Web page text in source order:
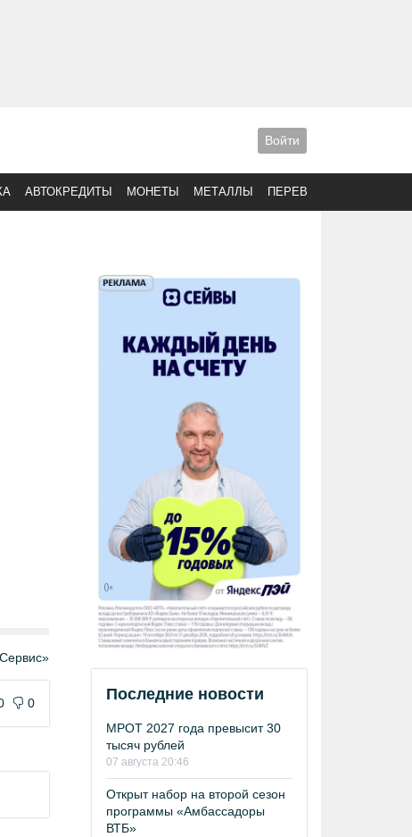
Войти
АВТОКРЕДИТЫ МОНЕТЫ МЕТАЛЛЫ ПЕРЕВОДЫ
0
Последние новости
МРОТ 2027 года превысит 30
тысяч рублей
07 августа 20:46
Открыт набор на второй сезон
программы «Амбассадоры
ВТБ»